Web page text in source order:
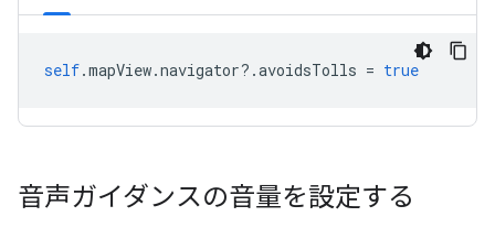
self.mapView.navigator?.avoidsTolls = true
音声ガイダンスの音量を設定する